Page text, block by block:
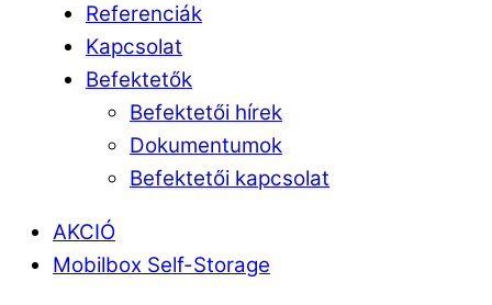
Referenciák
Kapcsolat
Befektetők
Befektetői hírek
Dokumentumok
Befektetői kapcsolat
AKCIÓ
Mobilbox Self-Storage